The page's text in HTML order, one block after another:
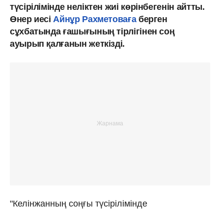
түсірілімінде неліктен жиі көрінбегенін айтты.
Өнер иесі Айнұр Рахметовағаберген
сұхбатында ғашығының тірлігінен соң
ауырып қалғанын жеткізді.
"Келінжанның соңғы түсірілімінде